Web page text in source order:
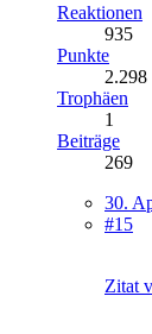
Reaktionen
935
Punkte
2.298
Trophäen
1
Beiträge
269
30.
#15
Zitat